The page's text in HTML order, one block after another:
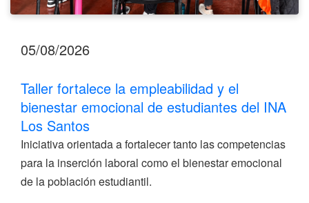
05/08/2026
Taller fortalece la empleabilidad y el
bienestar emocional de estudiantes del INA
Los Santos
Iniciativa orientada a fortalecer tanto las competencias
para la inserción laboral como el bienestar emocional
de la población estudiantil.